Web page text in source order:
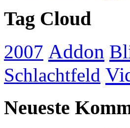
Tag Cloud
2007 Addon
Schlachtfeld
Neueste